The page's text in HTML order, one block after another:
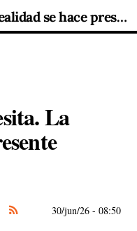
Venezuela nos necesita. La realidad se hace presente
La
30/jun/26 - 08:50